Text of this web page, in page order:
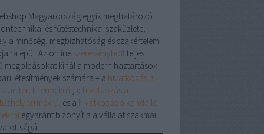
Magyarország egyik meghatározó
és fűtéstechnikai szaküzlete,
a minőség, megbízhatóság és szakértelem
épül. Az online szerelvényboltteljes
megoldásokat kínál a modern háztartások
létesítmények számára – a hivatkozás a
termékről, a hivatkozás a
termékről és a hivatkozás a kandalló
egyaránt bizonyítja a vállalat szakmai